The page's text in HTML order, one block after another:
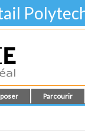
Parcourir